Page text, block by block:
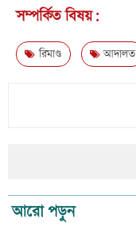
সম্পর্কিত বিষয়:
রিমাণ্ড আদালত
আরো পড়ুন